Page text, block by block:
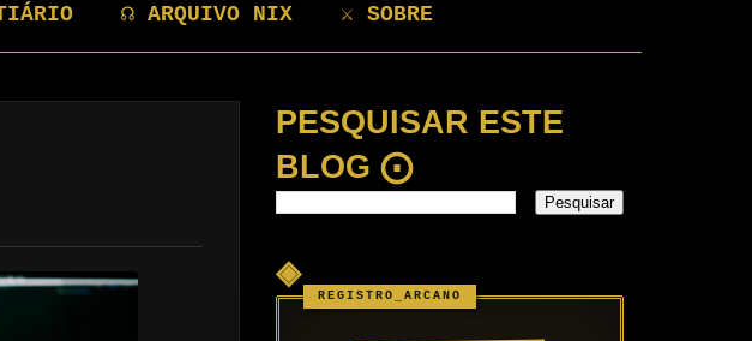
☊ ARQUIVO NIX ⚔ SOBRE
PESQUISAR ESTE
BLOG ⨀
◈